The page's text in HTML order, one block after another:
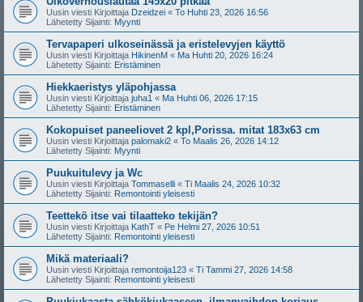
Uusin viesti Kirjoittaja Dzeidzei « To Huhti 23, 2026 16:56
Lähetetty Sijainti: Myynti
Tervapaperi ulkoseinässä ja eristelevyjen käyttö
Uusin viesti Kirjoittaja HikinenM « Ma Huhti 20, 2026 16:24
Lähetetty Sijainti: Eristäminen
Hiekkaeristys yläpohjassa
Uusin viesti Kirjoittaja juha1 « Ma Huhti 06, 2026 17:15
Lähetetty Sijainti: Eristäminen
Kokopuiset paneeliovet 2 kpl,Porissa. mitat 183x63 cm
Uusin viesti Kirjoittaja palomaki2 « To Maalis 26, 2026 14:12
Lähetetty Sijainti: Myynti
Puukuitulevy ja Wc
Uusin viesti Kirjoittaja Tommaselli « Ti Maalis 24, 2026 10:32
Lähetetty Sijainti: Remontointi yleisesti
Teettekö itse vai tilaatteko tekijän?
Uusin viesti Kirjoittaja KathT « Pe Helmi 27, 2026 10:51
Lähetetty Sijainti: Remontointi yleisesti
Mikä materiaali?
Uusin viesti Kirjoittaja remontoija123 « Ti Tammi 27, 2026 14:58
Lähetetty Sijainti: Remontointi yleisesti